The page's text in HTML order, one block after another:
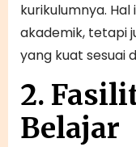
kurikulumnya.
akademik, tetapi
yang kuat sesuai
2.
Belajar